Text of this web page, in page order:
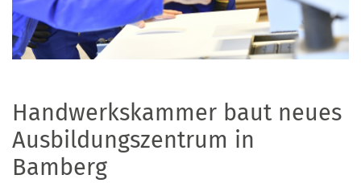
Handwerkskammer baut neues
Ausbildungszentrum in
Bamberg